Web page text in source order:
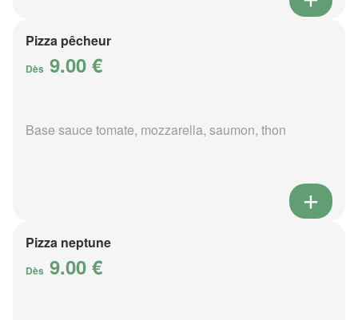
Pizza pêcheur
Dès 9.00 €
Base sauce tomate, mozzarella, saumon, thon
Pizza neptune
Dès 9.00 €